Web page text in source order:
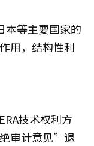
本等主要国家的
用，结构性利
技术权利方
审计意见”退